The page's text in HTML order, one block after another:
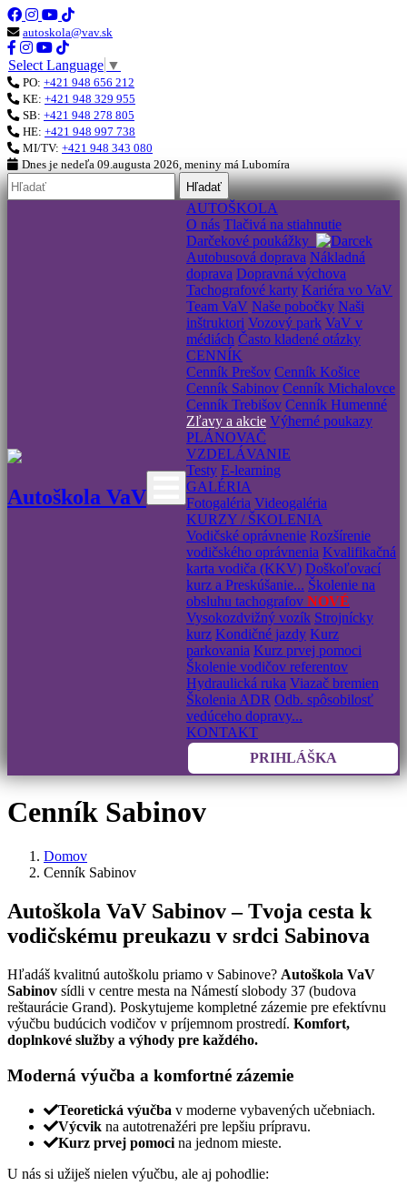
autoskola@vav.sk
Select Language ▼
PO: +421 948 656 212
KE: +421 948 329 955
SB: +421 948 278 805
HE: +421 948 997 738
MI/TV: +421 948 343 080
Dnes je nedeľa 09.augusta 2026, meniny má Lubomíra
Hľadať
Autoškola VaV
AUTOŠKOLA
O nás Tlačivá na stiahnutie
Darčekové poukážky
Autobusová doprava Nákladná
doprava Dopravná výchova
Tachografové karty Kariéra vo VaV
Team VaV Naše pobočky Naši
inštruktori Vozový park VaV v
médiách Často kladené otázky
CENNÍK
Cenník Prešov Cenník Košice
Cenník Sabinov Cenník Michalovce
Cenník Trebišov Cenník Humenné
Zľavy a akcie Výherné poukazy
PLÁNOVAČ
VZDELÁVANIE
Testy E-learning
GALÉRIA
Fotogaléria Videogaléria
KURZY / ŠKOLENIA
Vodičské oprávnenie Rozšírenie
vodičského oprávnenia Kvalifikačná
karta vodiča (KKV) Doškoľovací
kurz a Preskúšanie... Školenie na
obsluhu tachografov NOVÉ
Vysokozdvižný vozík Strojnícky
kurz Kondičné jazdy Kurz
parkovania Kurz prvej pomoci
Školenie vodičov referentov
Hydraulická ruka Viazač bremien
Školenia ADR Odb. spôsobilosť
vedúceho dopravy...
KONTAKT
PRIHLÁŠKA
Cenník Sabinov
Domov
Cenník Sabinov
Autoškola VaV Sabinov – Tvoja cesta k
vodičskému preukazu v srdci Sabinova
Hľadáš kvalitnú autoškolu priamo v Sabinove? Autoškola VaV
Sabinov sídli v centre mesta na Námestí slobody 37 (budova
reštaurácie Grand). Poskytujeme kompletné zázemie pre efektívnu
výučbu budúcich vodičov v príjemnom prostredí. Komfort,
doplnkové služby a výhody pre každého.
Moderná výučba a komfortné zázemie
Teoretická výučba v moderne vybavených učebniach.
Výcvik na autotrenažéri pre lepšiu prípravu.
Kurz prvej pomocina jednom mieste.
U nás si užiješ nielen výučbu, ale aj pohodlie: